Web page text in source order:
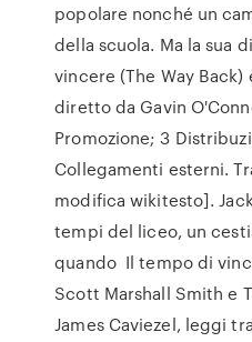
popolare nonché un
della scuola. Ma la sua
vincere (The Way
diretto da Gavin
Promozione; 3
Collegamenti esterni.
modifica wikitesto].
tempi del liceo, un
quando Il tempo di
Scott Marshall Smith e
James Caviezel, leggi